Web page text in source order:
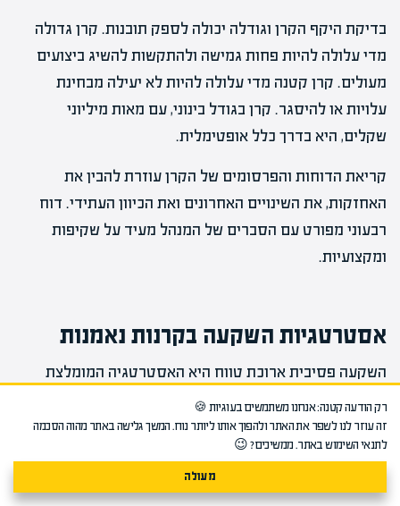
בדיקת היקף הקרן וגודלה יכולה לספק תובנות. קרן גדולה
מדי עלולה להיות פחות גמישה ולהתקשות להשיג ביצועים
מעולים. קרן קטנה מדי עלולה להיות לא יעילה מבחינת
עלויות או להיסגר. קרן בגודל בינוני, עם מאות מיליוני
שקלים, היא בדרך כלל אופטימלית.
קריאת הדוחות והפרסומים של הקרן עוזרת להבין את
האחזקות, את השינויים האחרונים ואת הכיוון העתידי. דוח
רבעוני מפורט עם הסברים של המנהל מעיד על שקיפות
ומקצועיות.
אסטרטגיות השקעה בקרנות נאמנות
השקעה פסיבית ארוכת טווח היא האסטרטגיה המומלצת
והפופולרית ביותר. הגישה פשוטה – בוחרים קרן או מספר
קרנות איכותיות, משקיעים בהן, ומחזיקים למשך שנים רבות.
מוסיפים כסף באופן קבוע, ונמנעים מתגובות רגשיות
לתנודות השוק. האסטרטגיה מבוססת על האמונה
רק הודעה קטנה: אנחנו משתמשים בעוגיות 🍪
זה עוזר לנו לשפר את האתר ולהפוך אותו ליותר נוח. המשך גלישה באתר מהוה הסכמה
לתנאי השימוש באתר. ממשיכים? 😉
מעולה